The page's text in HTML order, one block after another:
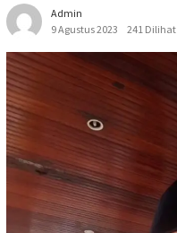
Admin
9 Agustus 2023
241 Dilihat